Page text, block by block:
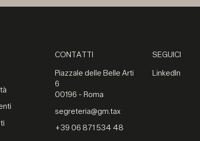
CONTATTI
Piazzale delle Belle Arti
6
00196 - Roma
segreteria@gm.tax
+39 06 871 534 48
SEGUICI
LinkedIn